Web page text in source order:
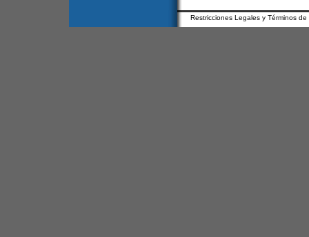
Restricciones Legales y Términos de